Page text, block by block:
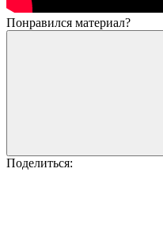
Понравился материал?
Поделиться: